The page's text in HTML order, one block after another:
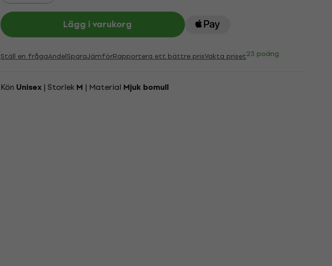
Lägg i varukorg
Ställ en frågaAndelSparaJämförRapportera ett bättre prisVakta priset23 poäng
Kön Unisex | Storlek M | Material Mjuk bomull